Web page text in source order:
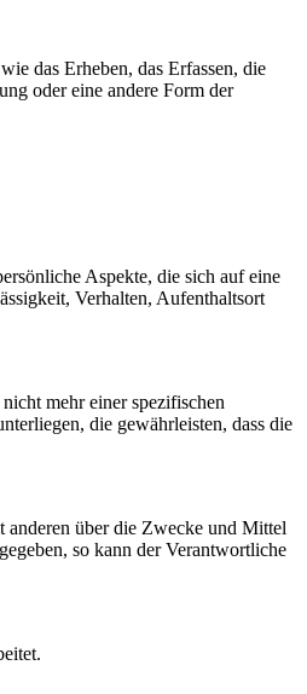
das Erheben, das Erfassen, die
oder eine andere Form der
Aspekte, die sich auf eine
Verhalten, Aufenthaltsort
mehr einer spezifischen
die gewährleisten, dass die
anderen über die Zwecke und Mittel
so kann der Verantwortliche